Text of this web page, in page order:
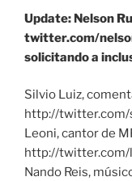
Update: Nelson
twitter.com/
solicitando a
Silvio Luiz,
http://twitter.com/
Leoni, cantor de
http://twitter.com/
Nando Reis,